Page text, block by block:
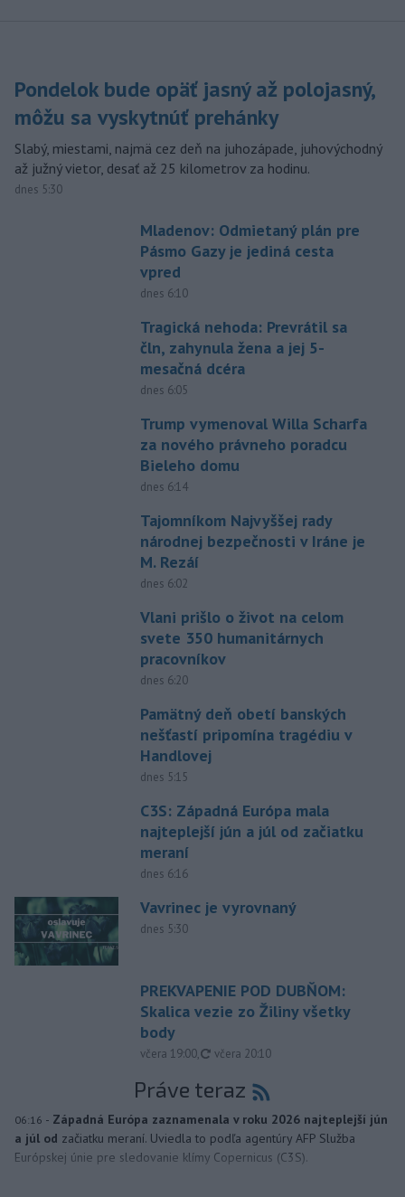
Pondelok bude opäť jasný až polojasný,
môžu sa vyskytnúť prehánky
Slabý, miestami, najmä cez deň na juhozápade, juhovýchodný
až južný vietor, desať až 25 kilometrov za hodinu.
dnes 5:30
Mladenov: Odmietaný plán pre
Pásmo Gazy je jediná cesta
vpred
dnes 6:10
Tragická nehoda: Prevrátil sa
čln, zahynula žena a jej 5-
mesačná dcéra
dnes 6:05
Trump vymenoval Willa Scharfa
za nového právneho poradcu
Bieleho domu
dnes 6:14
Tajomníkom Najvyššej rady
národnej bezpečnosti v Iráne je
M. Rezáí
dnes 6:02
Vlani prišlo o život na celom
svete 350 humanitárnych
pracovníkov
dnes 6:20
Pamätný deň obetí banských
nešťastí pripomína tragédiu v
Handlovej
dnes 5:15
C3S: Západná Európa mala
najteplejší jún a júl od začiatku
meraní
dnes 6:16
Vavrinec je vyrovnaný
dnes 5:30
PREKVAPENIE POD DUBŇOM:
Skalica vezie zo Žiliny všetky
body
včera 19:00, aktualizované
včera 20:10
Práve teraz
06:16 - Západná Európa zaznamenala v roku 2026 najteplejší jún
a júl od začiatku meraní. Uviedla to podľa agentúry AFP Služba
Európskej únie pre sledovanie klímy Copernicus (C3S).